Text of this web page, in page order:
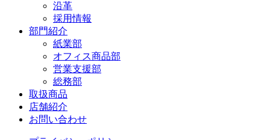
沿革
採用情報
部門紹介
紙業部
オフィス商品部
営業支援部
総務部
取扱商品
店舗紹介
お問い合わせ